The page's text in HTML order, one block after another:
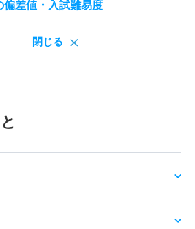
偏差値・入試難易度
閉じる